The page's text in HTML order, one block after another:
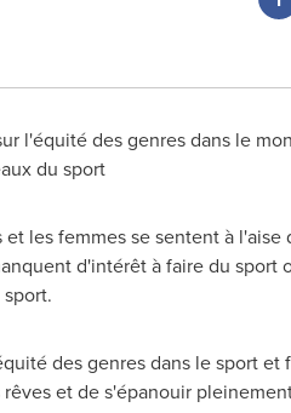
l'équité des genres dans le
du sport
les femmes se sentent à
d'intérêt à faire du sport
des genres dans le sport et
et de s'épanouir